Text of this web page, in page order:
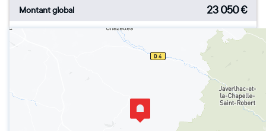
Montant global 23 050€